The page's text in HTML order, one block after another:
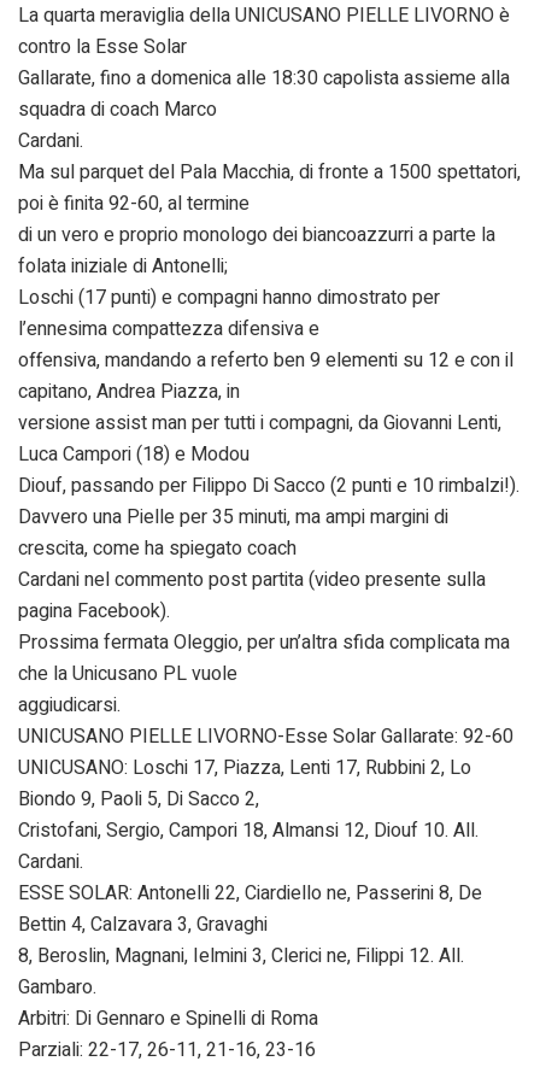
La quarta meraviglia della UNICUSANO PIELLE LIVORNO è
contro la Esse Solar
Gallarate, fino a domenica alle 18:30 capolista assieme alla
squadra di coach Marco
Cardani.
Ma sul parquet del Pala Macchia, di fronte a 1500 spettatori,
poi è finita 92-60, al termine
di un vero e proprio monologo dei biancoazzurri a parte la
folata iniziale di Antonelli;
Loschi (17 punti) e compagni hanno dimostrato per
l’ennesima compattezza difensiva e
offensiva, mandando a referto ben 9 elementi su 12 e con il
capitano, Andrea Piazza, in
versione assist man per tutti i compagni, da Giovanni Lenti,
Luca Campori (18) e Modou
Diouf, passando per Filippo Di Sacco (2 punti e 10 rimbalzi!).
Davvero una Pielle per 35 minuti, ma ampi margini di
crescita, come ha spiegato coach
Cardani nel commento post partita (video presente sulla
pagina Facebook).
Prossima fermata Oleggio, per un’altra sfida complicata ma
che la Unicusano PL vuole
aggiudicarsi.
UNICUSANO PIELLE LIVORNO-Esse Solar Gallarate: 92-60
UNICUSANO: Loschi 17, Piazza, Lenti 17, Rubbini 2, Lo
Biondo 9, Paoli 5, Di Sacco 2,
Cristofani, Sergio, Campori 18, Almansi 12, Diouf 10. All.
Cardani.
ESSE SOLAR: Antonelli 22, Ciardiello ne, Passerini 8, De
Bettin 4, Calzavara 3, Gravaghi
8, Beroslin, Magnani, Ielmini 3, Clerici ne, Filippi 12. All.
Gambaro.
Arbitri: Di Gennaro e Spinelli di Roma
Parziali: 22-17, 26-11, 21-16, 23-16